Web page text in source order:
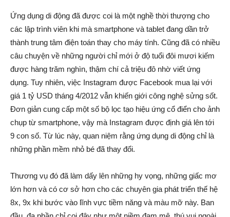
Ứng dụng di động đã được coi là một nghề thời thượng cho
các lập trình viên khi mà smartphone và tablet đang dần trở
thành trung tâm điện toán thay cho máy tính. Cũng đã có nhiều
câu chuyện về những người chỉ mới ở độ tuổi đôi mươi kiếm
được hàng trăm nghìn, thậm chí cả triệu đô nhờ viết ứng
dụng. Tuy nhiên, việc Instagram được Facebook mua lại với
giá 1 tỷ USD tháng 4/2012 vẫn khiến giới công nghệ sửng sốt.
Đơn giản cung cấp một số bộ lọc tạo hiệu ứng cổ điển cho ảnh
chụp từ smartphone, vậy mà Instagram được định giá lên tới
9 con số. Từ lúc này, quan niệm rằng ứng dụng di động chỉ là
những phần mềm nhỏ bé đã thay đổi.
Thương vụ đó đã làm dấy lên những hy vọng, những giấc mơ
lớn hơn và có cơ sở hơn cho các chuyên gia phát triển thế hệ
8x, 9x khi bước vào lĩnh vực tiềm năng và màu mỡ này. Ban